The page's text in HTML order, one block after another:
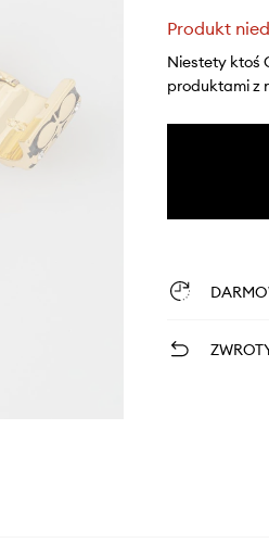
Produkt
Niestety ktoś
produktami z